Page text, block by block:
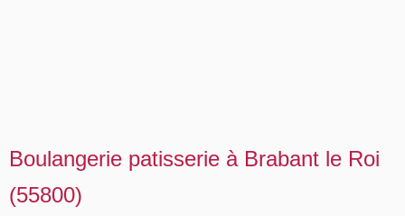
Boulangerie patisserie à Brabant le Roi
(55800)